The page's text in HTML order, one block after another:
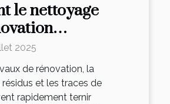
le nettoyage
t-il votre
2025
de rénovation, la
résidus et les traces de
rapidement ternir